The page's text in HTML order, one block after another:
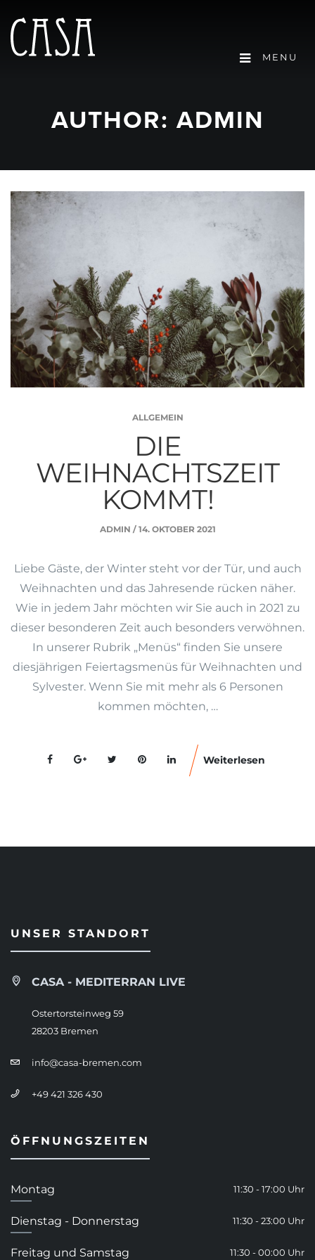
MENU
AUTHOR: ADMIN
ALLGEMEIN
DIE
WEIHNACHTSZEIT
KOMMT!
ADMIN / 14. OKTOBER 2021
Liebe Gäste, der Winter steht vor der Tür, und auch
Weihnachten und das Jahresende rücken näher.
Wie in jedem Jahr möchten wir Sie auch in 2021 zu
dieser besonderen Zeit auch besonders verwöhnen.
In unserer Rubrik „Menüs“ finden Sie unsere
diesjährigen Feiertagsmenüs für Weihnachten und
Sylvester. Wenn Sie mit mehr als 6 Personen
kommen möchten, …
Weiterlesen
UNSER STANDORT
CASA - MEDITERRAN LIVE
Ostertorsteinweg 59
28203 Bremen
info@casa-bremen.com
+49 421 326 430
ÖFFNUNGSZEITEN
Montag 11:30 - 17:00 Uhr
Dienstag - Donnerstag 11:30 - 23:00 Uhr
Freitag und Samstag 11:30 - 00:00 Uhr